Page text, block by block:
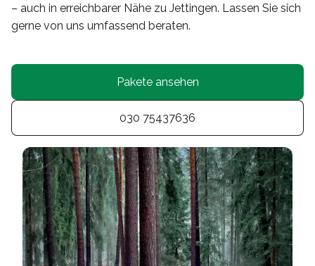
– auch in erreichbarer Nähe zu Jettingen. Lassen Sie sich
gerne von uns umfassend beraten.
Pakete ansehen
030 75437636